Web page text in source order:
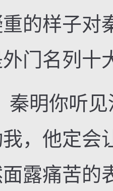
的样子对
门名列十
明你听见
，他定会
露痛苦的